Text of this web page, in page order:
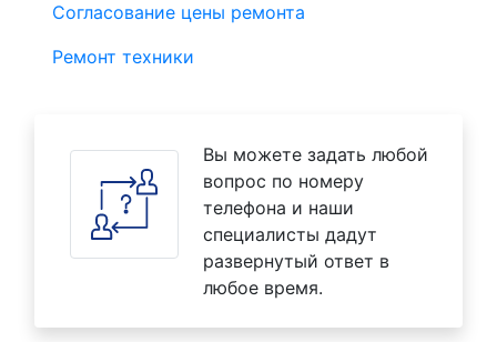
Согласование цены ремонта
Ремонт техники
Вы можете задать любой
вопрос по номеру
телефона и наши
специалисты дадут
развернутый ответ в
любое время.